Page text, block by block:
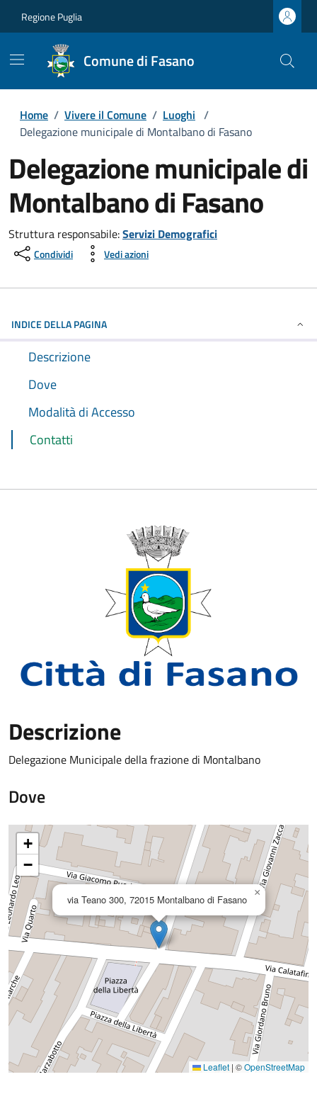
Regione Puglia
Comune di Fasano
Home / Vivere il Comune / Luoghi /
Delegazione municipale di Montalbano di Fasano
Delegazione municipale di
Montalbano di Fasano
Struttura responsabile:Servizi Demografici
Condividi Vedi azioni
INDICE DELLA PAGINA
Descrizione
Dove
Modalità di Accesso
Contatti
Descrizione
Delegazione Municipale della frazione di Montalbano
Dove
via Teano 300, 72015 Montalbano di Fasano
×
+
−
Leaflet | ©OpenStreetMap